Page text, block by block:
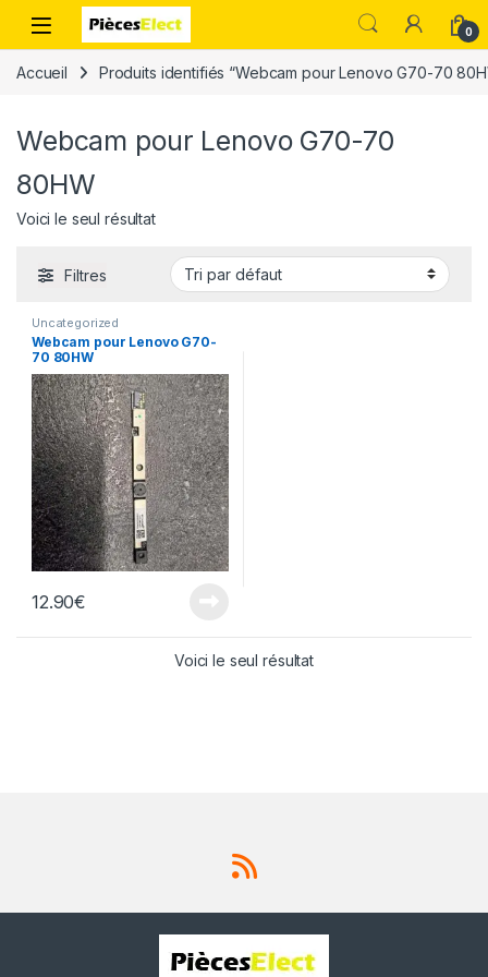
0
Accueil Produits identifiés “Webcam pour Lenovo G70-70
Webcam pour Lenovo G70-70
80HW
Voici le seul résultat
Filtres
Uncategorized
Webcam pour Lenovo G70-
70 80HW
12.90€
Voici le seul résultat